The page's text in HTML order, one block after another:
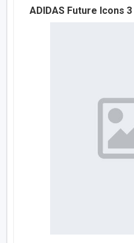
ADIDAS Future Icons